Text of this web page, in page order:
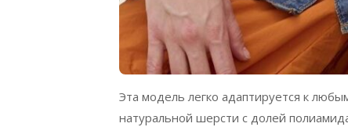
Эта модель легко адаптируется к
натуральной шерсти с долей